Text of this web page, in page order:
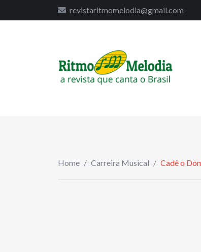
revistaritmomelodia@gmail.com
Home / Carreira Musical / Cadê o